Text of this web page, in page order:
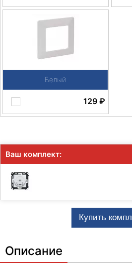
Белый
129₽
Ваш комплект:
Описание